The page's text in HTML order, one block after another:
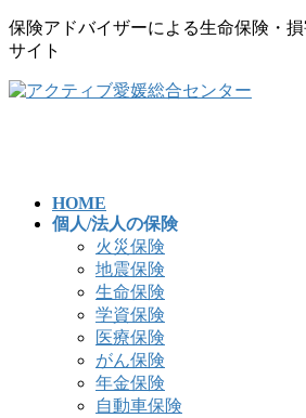
保険アドバイザーによる生命保険・
サイト
コ
ナ
HOME
個人/法人の保険
火災保険
地震保険
生命保険
学資保険
医療保険
がん保険
年金保険
自動車保険